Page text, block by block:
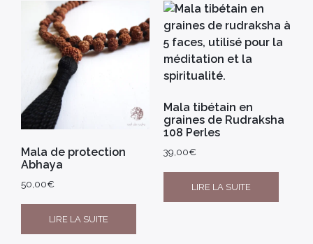
Mala de protection
Abhaya
50,00€
LIRE LA SUITE
Mala tibétain en
graines de Rudraksha
108 Perles
39,00€
LIRE LA SUITE